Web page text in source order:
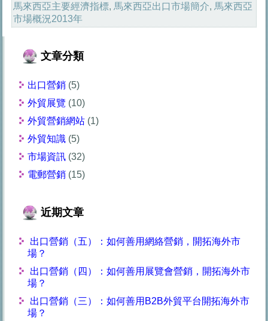
馬來西亞主要經濟指標, 馬來西亞出口市場簡介, 馬來西亞
市場概況2013年
文章分類
出口營銷 (5)
外貿展覽 (10)
外貿營銷網站 (1)
外貿知識 (5)
市場資訊 (32)
電郵營銷 (15)
近期文章
出口營銷（五）：如何善用網絡營銷，開拓海外市
場？
出口營銷（四）：如何善用展覽會營銷，開拓海外市
場？
出口營銷（三）：如何善用B2B外貿平台開拓海外市
場？